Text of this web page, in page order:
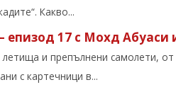
Какво...
епизод 17 с Мохд
и препълнени самолети,
с картечници в...